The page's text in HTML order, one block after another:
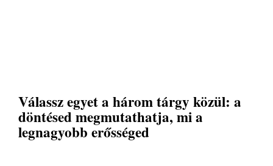
Válassz egyet a három tárgy közül: a
döntésed megmutathatja, mi a
legnagyobb erősséged